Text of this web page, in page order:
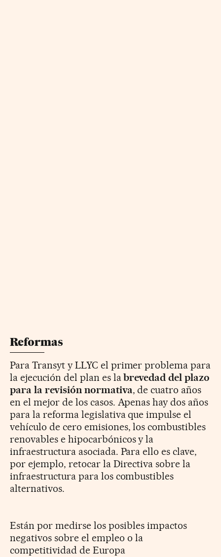
Reformas
Para Transyt y LLYC el primer problema para
la ejecución del plan es labrevedad del plazo
para la revisión normativa, de cuatro años
en el mejor de los casos. Apenas hay dos años
para la reforma legislativa que impulse el
vehículo de cero emisiones, los combustibles
renovables e hipocarbónicos y la
infraestructura asociada. Para ello es clave,
por ejemplo, retocar la Directiva sobre la
infraestructura para los combustibles
alternativos.
Están por medirse los posibles impactos
negativos sobre el empleo o la
competitividad de Europa